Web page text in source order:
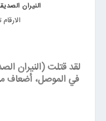
النيران
لقد قتلت (النيران
في الموصل، أضعاف